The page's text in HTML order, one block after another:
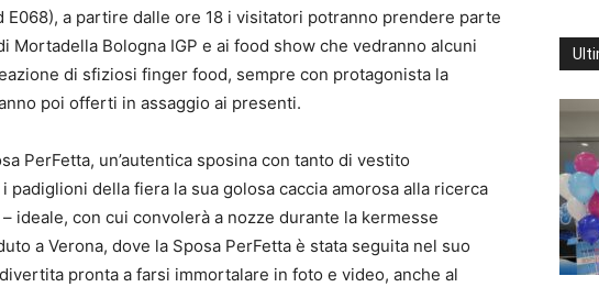
E068), a partire dalle ore 18 i visitatori potranno prendere parte
Mortadella Bologna IGP e ai food show che vedranno alcuni
di sfiziosi finger food, sempre con protagonista la
poi offerti in assaggio ai presenti.
PerFetta, un’autentica sposina con tanto di vestito
padiglioni della fiera la sua golosa caccia amorosa alla ricerca
ideale, con cui convolerà a nozze durante la kermesse
a Verona, dove la Sposa PerFetta è stata seguita nel suo
pronta a farsi immortalare in foto e video, anche al